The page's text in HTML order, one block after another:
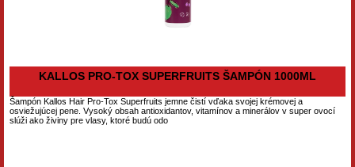
KALLOS PRO-TOX SUPERFRUITS ŠAMPÓN 1000ML
Šampón Kallos Hair Pro-Tox Superfruits jemne čistí vďaka svojej krémovej a
osviežujúcej pene. Vysoký obsah antioxidantov, vitamínov a minerálov v super ovocí
slúži ako živiny pre vlasy, ktoré budú odo